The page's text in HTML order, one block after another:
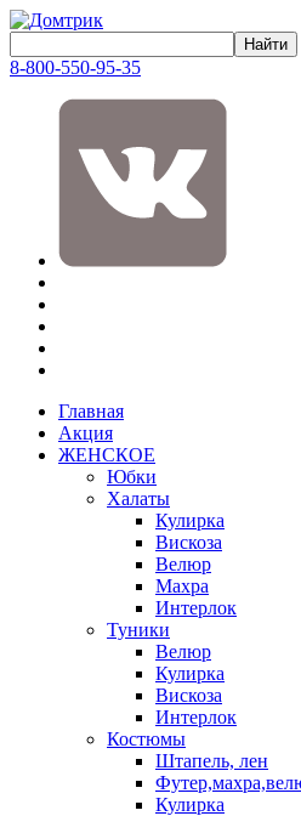
8-800-550-95-35
Главная
Акция
ЖЕНСКОЕ
Юбки
Халаты
Кулирка
Вискоза
Велюр
Махра
Интерлок
Туники
Велюр
Кулирка
Вискоза
Интерлок
Костюмы
Штапель, лен
Кулирка